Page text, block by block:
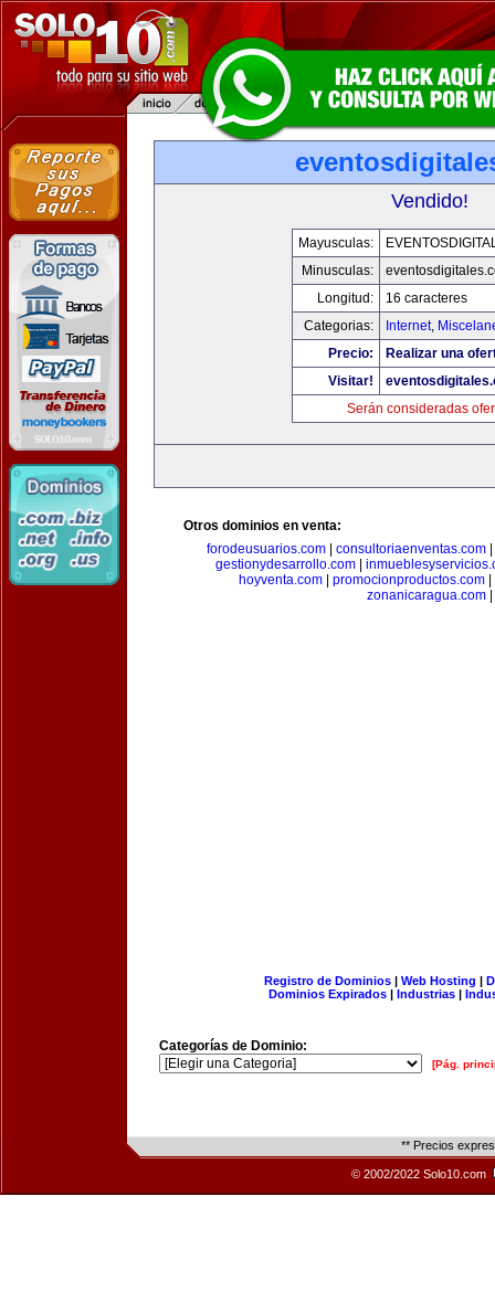
Vendido!
Mayusculas:
Minusculas:
Longitud:
16 caracteres
Categorias:
Internet,
Precio:
Realizar una
Visitar!
Serán consideradas
Otros dominios en venta:
forodeusuarios.com
consultoriaenventas.com
gestionydesarrollo.com
hoyventa.com| promocionproductos.com|
zonanicaragua.com
Registro de Dominios| Web Hosting |
Dominios Expirados | Industrias |
Categorías de Dominio:
[Pág.
** Precios
© 2002/2022 Solo10.com